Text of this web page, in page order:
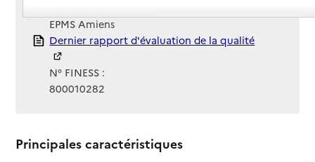
EPMS Amiens
Rapport HAS
Dernier rapport d'évaluation de la qualité
N° FINESS :
800010282
Principales caractéristiques